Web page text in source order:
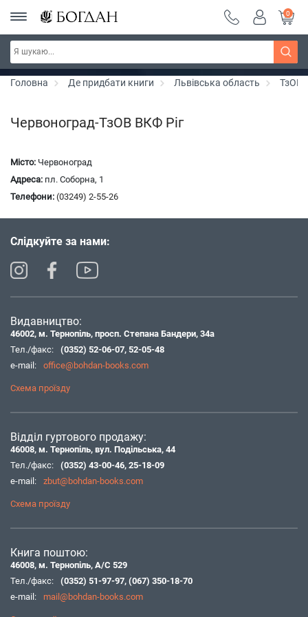
Серія "Чейзіана" ~ знижка 20%
0
Головна Де придбати книги Львівська область ТзОВ
Червоноград-ТзОВ ВКФ Ріг
Місто: Червоноград
Адреса: пл. Соборна, 1
Телефони: (03249) 2-55-26
Слідкуйте за нами:
Видавництво:
46002, м. Тернопіль, просп. Степана Бандери, 34а
Тел./факс:
(0352) 52-06-07, 52-05-48
e-mail:
office@bohdan-books.com
Схема проїзду
Відділ гуртового продажу:
46008, м. Тернопіль, вул. Подільська, 44
Тел./факс:
(0352) 43-00-46, 25-18-09
e-mail:
zbut@bohdan-books.com
Схема проїзду
Книга поштою:
46008, м. Тернопіль, А/С 529
Тел./факс:
(0352) 51-97-97, (067) 350-18-70
e-mail:
mail@bohdan-books.com